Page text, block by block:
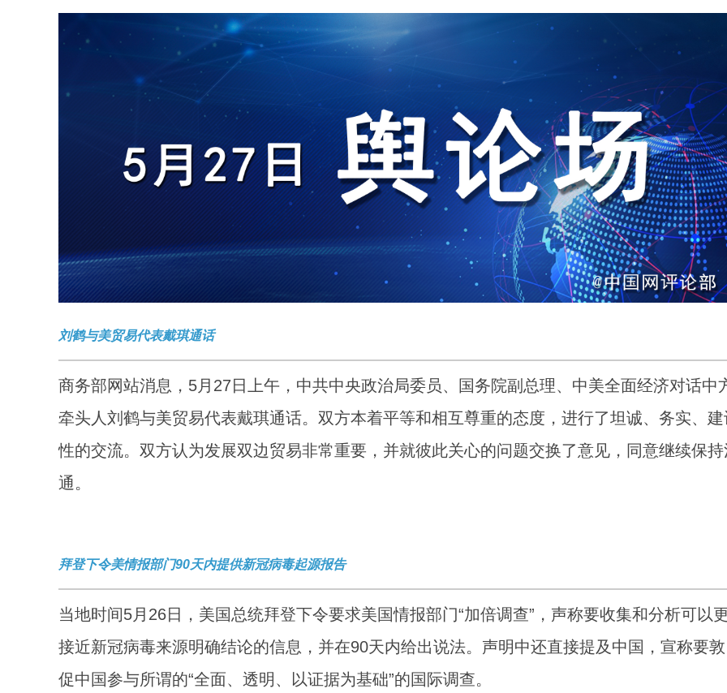
刘鹤与美贸易代表戴琪通话
商务部网站消息，5月27日上午，中共中央政治局委员、国务院副总理、中美全面经济对话中
牵头人刘鹤与美贸易代表戴琪通话。双方本着平等和相互尊重的态度，进行了坦诚、务实、建
性的交流。双方认为发展双边贸易非常重要，并就彼此关心的问题交换了意见，同意继续保持
通。
拜登下令美情报部门90天内提供新冠病毒起源报告
当地时间5月26日，美国总统拜登下令要求美国情报部门“加倍调查”，声称要收集和分析可以
接近新冠病毒来源明确结论的信息，并在90天内给出说法。声明中还直接提及中国，宣称要敦
促中国参与所谓的“全面、透明、以证据为基础”的国际调查。